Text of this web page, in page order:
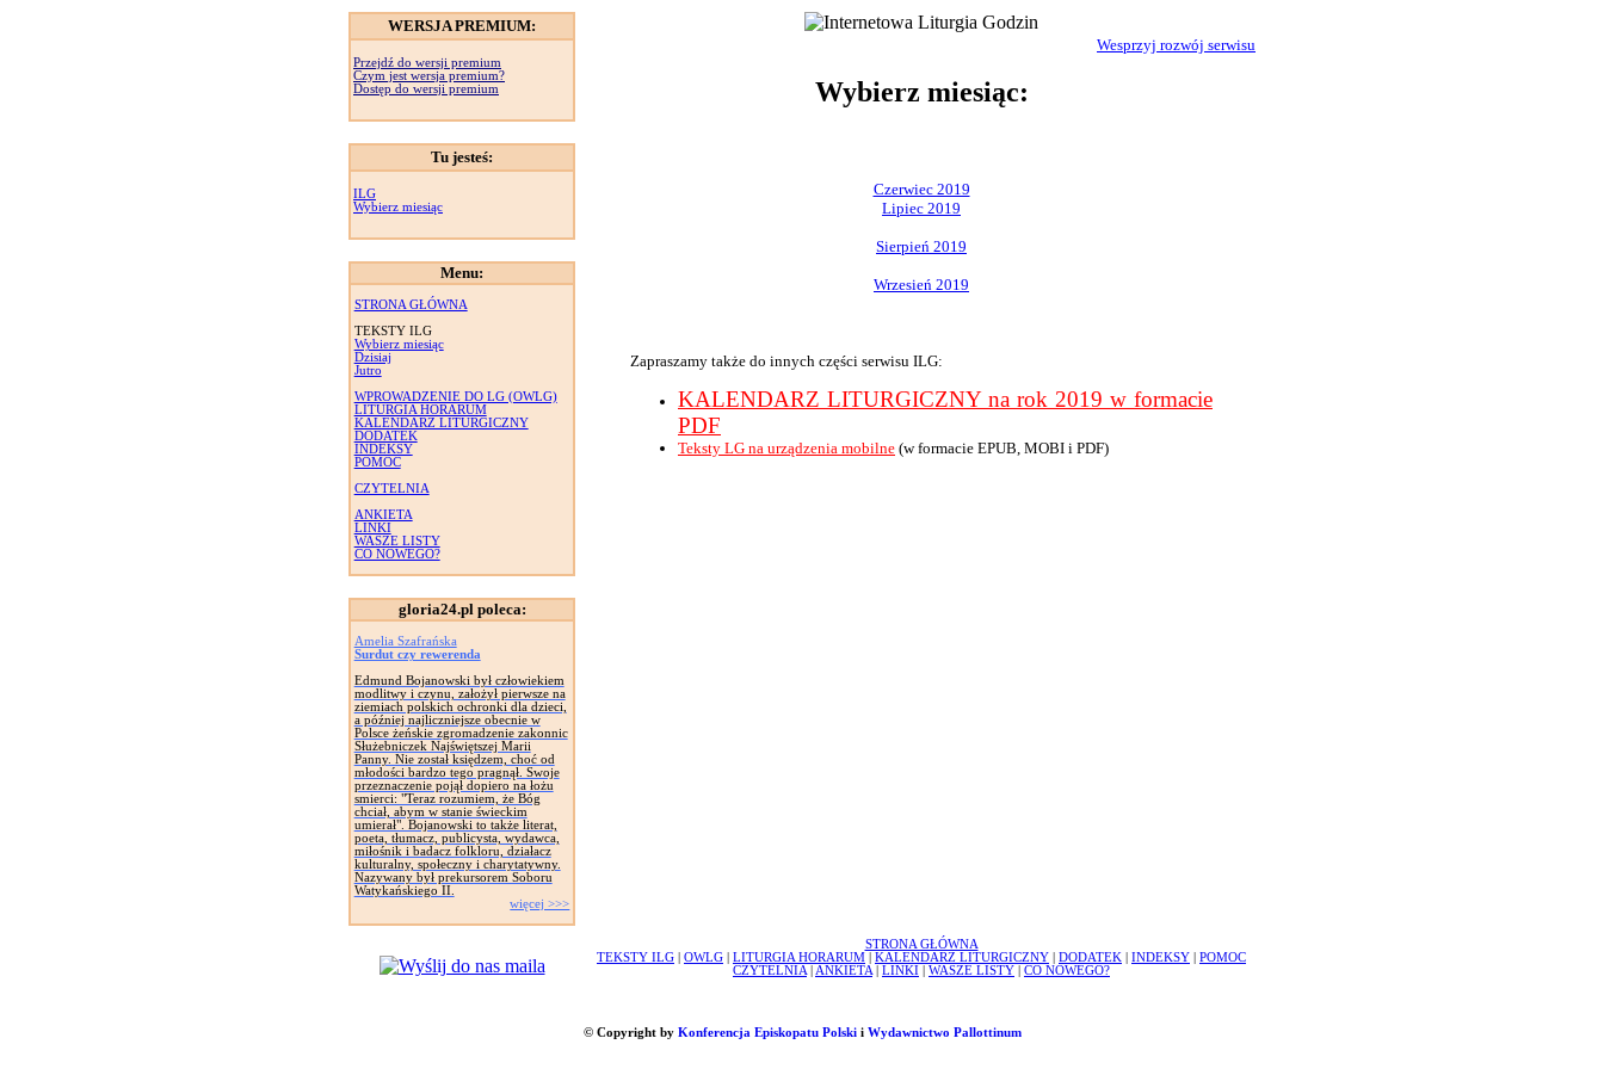
WERSJA PREMIUM:
Przejdź do wersji premium
Czym jest wersja premium?
Dostęp do wersji premium
Tu jesteś:
ILG
Wybierz miesiąc
Menu:
STRONA GŁÓWNA
TEKSTY ILG
Wybierz miesiąc
Dzisiaj
Jutro
WPROWADZENIE DO LG (OWLG)
LITURGIA HORARUM
KALENDARZ LITURGICZNY
DODATEK
INDEKSY
POMOC
CZYTELNIA
ANKIETA
LINKI
WASZE LISTY
CO NOWEGO?
gloria24.pl poleca:
Amelia Szafrańska
Surdut czy rewerenda
Edmund Bojanowski był człowiekiem
modlitwy i czynu, założył pierwsze na
ziemiach polskich ochronki dla dzieci,
a później najliczniejsze obecnie w
Polsce żeńskie zgromadzenie zakonnic
Służebniczek Najświętszej Marii
Panny. Nie został księdzem, choć od
młodości bardzo tego pragnął. Swoje
przeznaczenie pojął dopiero na łożu
smierci: "Teraz rozumiem, że Bóg
chciał, abym w stanie świeckim
umierał". Bojanowski to także literat,
poeta, tłumacz, publicysta, wydawca,
miłośnik i badacz folkloru, działacz
kulturalny, społeczny i charytatywny.
Nazywany był prekursorem Soboru
Watykańskiego II.
więcej >>>
Wesprzyj rozwój serwisu
Wybierz miesiąc:
Czerwiec 2019
Lipiec 2019
Sierpień 2019
Wrzesień 2019
Zapraszamy także do innych części serwisu ILG:
KALENDARZ LITURGICZNY na rok 2019 w formacie
PDF
Teksty LG na urządzenia mobilne (w formacie EPUB, MOBI i PDF)
STRONA GŁÓWNA
TEKSTY ILG
OWLG LITURGIA HORARUM KALENDARZ LITURGICZNY DODATEK INDEKSY
POMOC
CZYTELNIA
ANKIETA LINKI WASZE LISTY CO NOWEGO?
© Copyright by Konferencja Episkopatu Polskii Wydawnictwo Pallottinum